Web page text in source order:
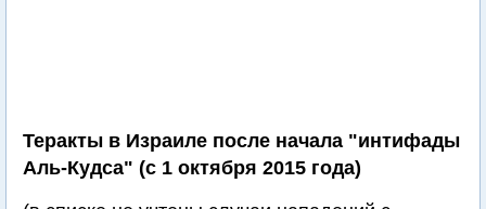
Теракты в Израиле после начала "интифады
Аль-Кудса" (с 1 октября 2015 года)